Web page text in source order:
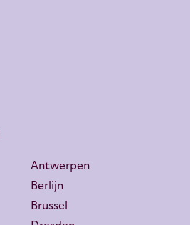
Antwerpen
Berlijn
Brussel